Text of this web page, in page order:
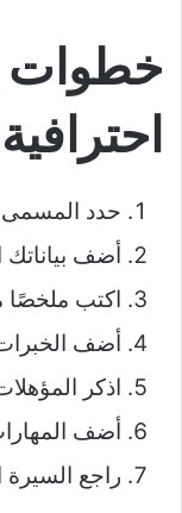
خطوات
احترافية
حدد
أضف
اكتب ملخصًا
أضف
اذكر
أضف
راجع السيرة